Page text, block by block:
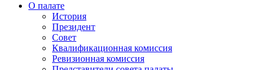
О палате
История
Президент
Совет
Квалификационная комиссия
Ревизионная комиссия